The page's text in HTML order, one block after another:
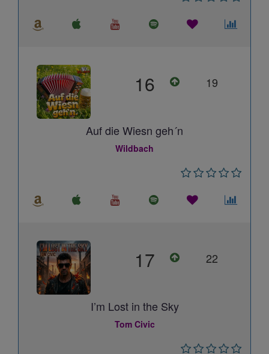
16 19
Auf die Wiesn geh´n
Wildbach
17 22
I’m Lost in the Sky
Tom Civic